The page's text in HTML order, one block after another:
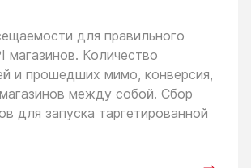
для правильного
магазинов. Количество
и прошедших мимо, конверсия,
между собой. Сбор
для запуска таргетированной